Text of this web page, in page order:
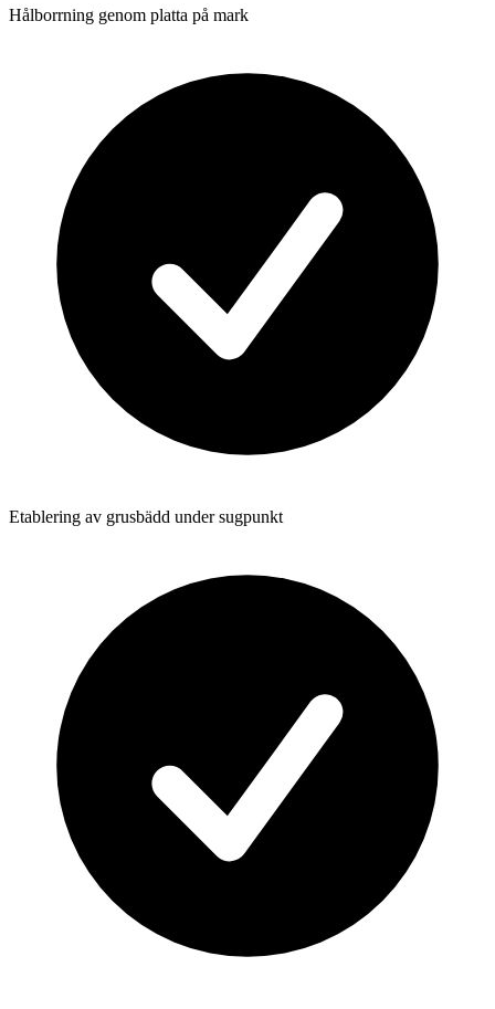
Hålborrning genom platta på mark
Etablering av grusbädd under sugpunkt